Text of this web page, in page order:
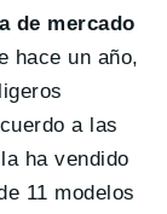
de mercado
hace un año,
a las
ha vendido
11 modelos